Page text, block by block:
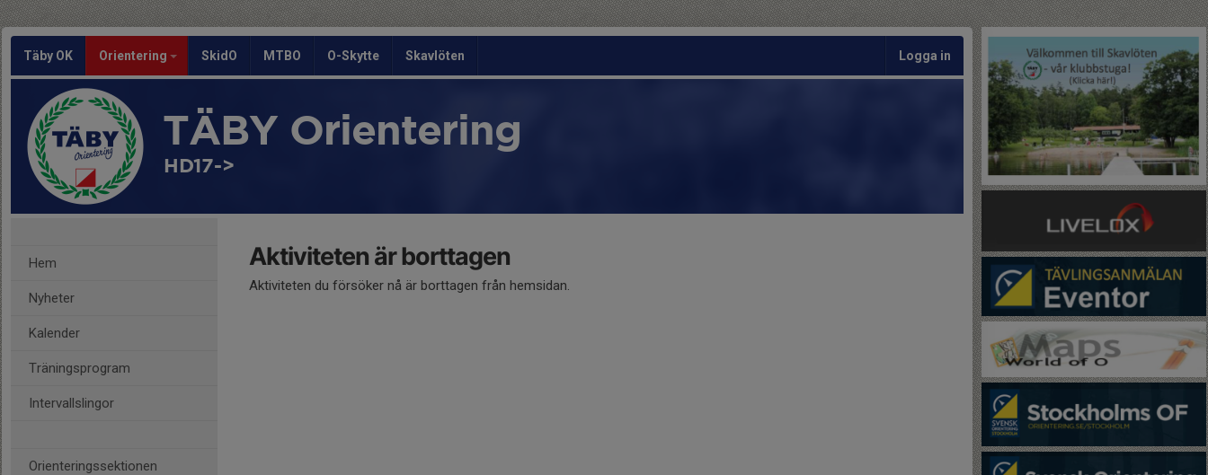
Täby OK Orientering SkidO MTBO O-Skytte Skavlöten Logga in
TÄBY Orientering
HD17->
Hem
Nyheter
Kalender
Träningsprogram
Intervallslingor
Orienteringssektionen
Aktiviteten är borttagen
Aktiviteten du försöker nå är borttagen från hemsidan.